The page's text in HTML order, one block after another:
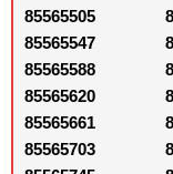
85565505
85565547
85565588
85565620
85565661
85565703